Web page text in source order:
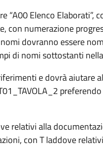
“A00 Elenco Elaborati”,
con numerazione
dovranno essere
di nomi sottostanti
e dovrà aiutare
relativi alla
con T laddove